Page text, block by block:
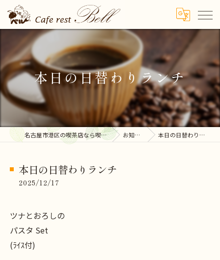
本日の日替わりランチ
名古屋市港区の喫茶店なら喫茶ベル お知らせ 本日の日替わりランチ
本日の日替わりランチ
2025/12/17
ツナとおろしの
パスタ Set
(ﾗｲｽ付)